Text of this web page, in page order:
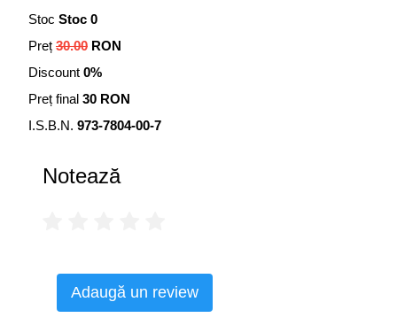
Stoc Stoc 0
Preț 30.00 RON
Discount 0%
Preț final 30 RON
I.S.B.N. 973-7804-00-7
Notează
Adaugă un review